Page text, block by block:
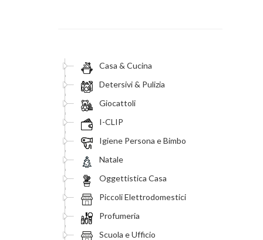
Casa & Cucina
Detersivi & Pulizia
Giocattoli
I-CLIP
Igiene Persona e Bimbo
Natale
Oggettistica Casa
Piccoli Elettrodomestici
Profumeria
Scuola e Ufficio